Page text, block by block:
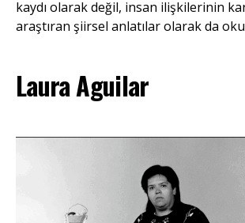
kaydı olarak değil, insan ilişkilerinin
araştıran şiirsel anlatılar olarak da
Laura Aguilar